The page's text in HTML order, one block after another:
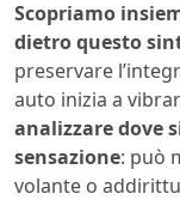
Scopriamo
dietro questo
preservare
auto inizia a
analizzare dove
sensazione: può
volante o